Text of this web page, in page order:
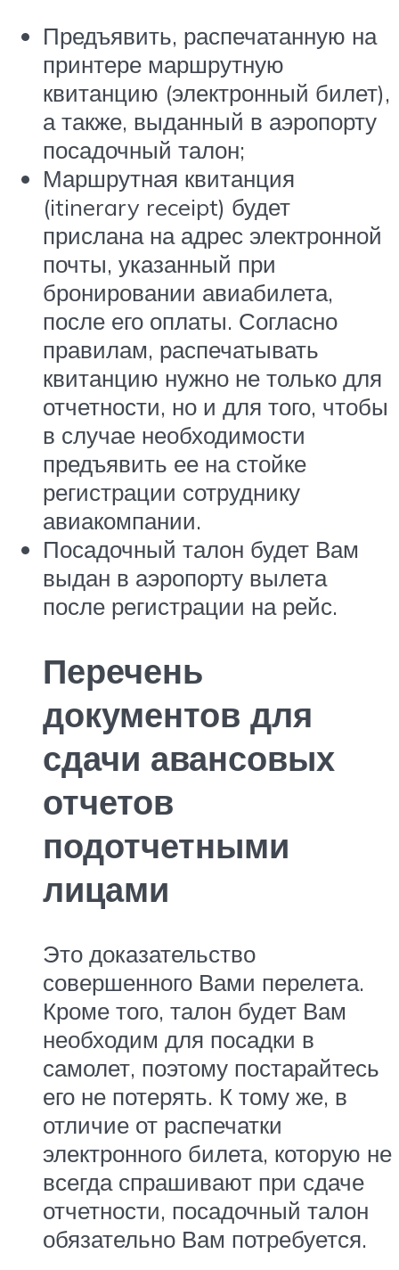
Предъявить, распечатанную на
принтере маршрутную
квитанцию (электронный билет),
а также, выданный в аэропорту
посадочный талон;
Маршрутная квитанция
(itinerary receipt) будет
прислана на адрес электронной
почты, указанный при
бронировании авиабилета,
после его оплаты. Согласно
правилам, распечатывать
квитанцию нужно не только для
отчетности, но и для того, чтобы
в случае необходимости
предъявить ее на стойке
регистрации сотруднику
авиакомпании.
Посадочный талон будет Вам
выдан в аэропорту вылета
после регистрации на рейс.
Перечень
документов для
сдачи авансовых
отчетов
подотчетными
лицами
Это доказательство
совершенного Вами перелета.
Кроме того, талон будет Вам
необходим для посадки в
самолет, поэтому постарайтесь
его не потерять. К тому же, в
отличие от распечатки
электронного билета, которую не
всегда спрашивают при сдаче
отчетности, посадочный талон
обязательно Вам потребуется.